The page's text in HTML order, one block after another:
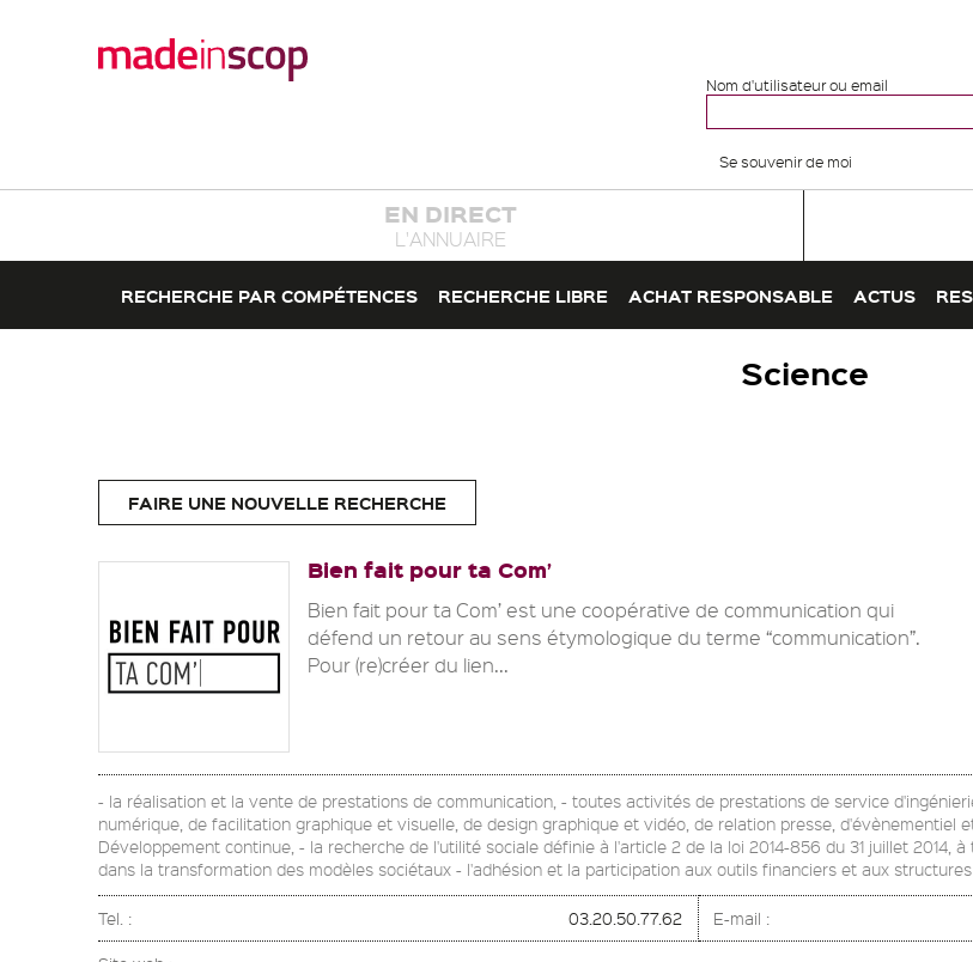
Nom d'utilisateur ou email
Se souvenir de moi
EN DIRECT
L'ANNUAIRE
RECHERCHE PAR COMPÉTENCES RECHERCHE LIBRE ACHAT RESPONSABLE ACTUS
Science
FAIRE UNE NOUVELLE RECHERCHE
Bien fait pour ta Com’
Bien fait pour ta Com’ est une coopérative de communication qui
défend un retour au sens étymologique du terme “communication”.
Pour (re)créer du lien...
- la réalisation et la vente de prestations de communication, - toutes activités de prestations de service
numérique, de facilitation graphique et visuelle, de design graphique et vidéo, de relation presse, d'évènementiel
Développement continue, - la recherche de l'utilité sociale définie à l'article 2 de la loi 2014-856 du 31 juillet
dans la transformation des modèles sociétaux - l'adhésion et la participation aux outils financiers et aux
Tel. : 03.20.50.77.62 E-mail :